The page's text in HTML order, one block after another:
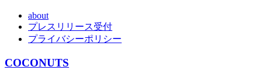
about
プレスリリース受付
プライバシーポリシー
COCONUTS